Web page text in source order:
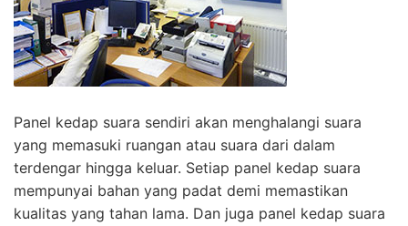
Panel kedap suara sendiri akan menghalangi suara
yang memasuki ruangan atau suara dari dalam
terdengar hingga keluar. Setiap panel kedap suara
mempunyai bahan yang padat demi memastikan
kualitas yang tahan lama. Dan juga panel kedap suara